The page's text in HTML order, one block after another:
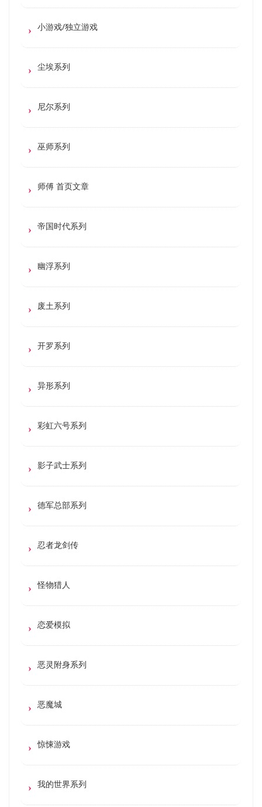
小游戏/独立游戏
尘埃系列
尼尔系列
巫师系列
师傅 首页文章
帝国时代系列
幽浮系列
废土系列
开罗系列
异形系列
彩虹六号系列
影子武士系列
德军总部系列
忍者龙剑传
怪物猎人
恋爱模拟
恶灵附身系列
恶魔城
惊悚游戏
我的世界系列